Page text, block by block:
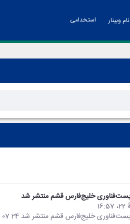
وبینار
هسته های فناور
پویش ملی نو آفرین صنعت ساز
استخدامی
خلیج‌فارس قشم منتشر شد